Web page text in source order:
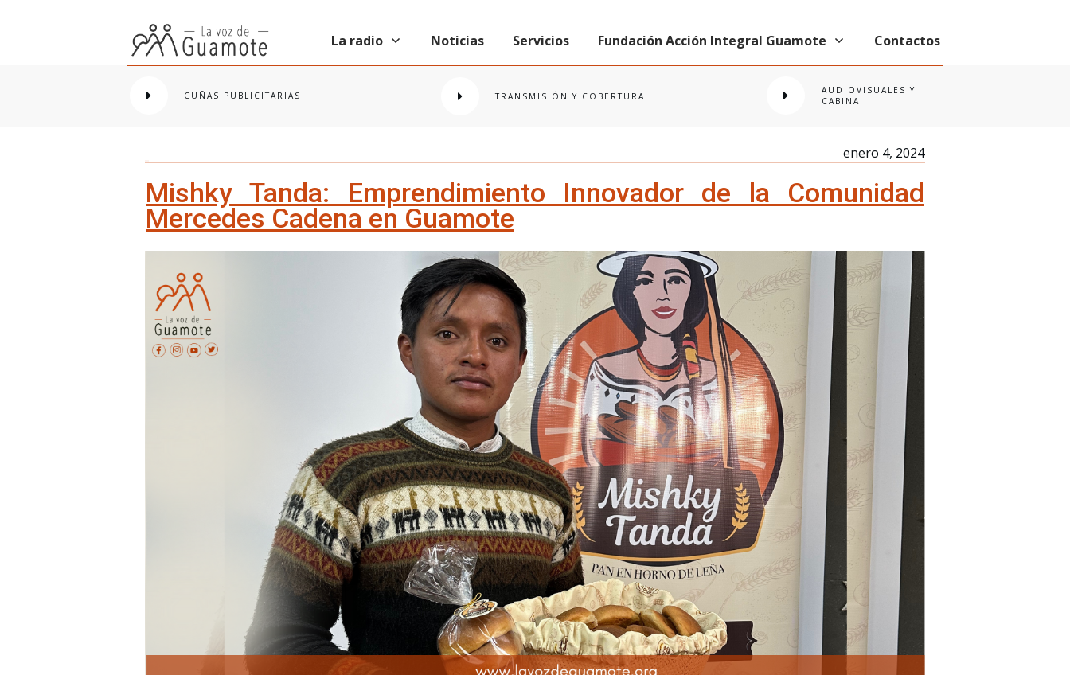
La radio Noticias Servicios Fundación Acción Integral Guamote Contactos
CUÑAS PUBLICITARIAS TRANSMISIÓN Y COBERTURA
AUDIOVISUALES Y
CABINA
enero 4, 2024
Mishky Tanda: Emprendimiento Innovador de la Comunidad
Mercedes Cadena en Guamote